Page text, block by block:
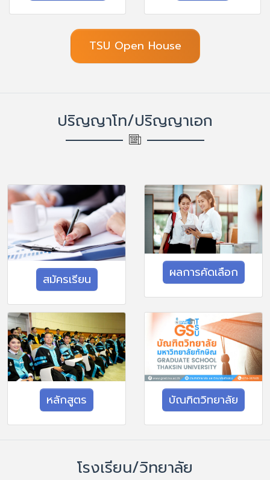
TSU Open House
ปริญญาโท/ปริญญาเอก
สมัครเรียน ผลการคัดเลือก
หลักสูตร บัณฑิตวิทยาลัย
โรงเรียน/วิทยาลัย